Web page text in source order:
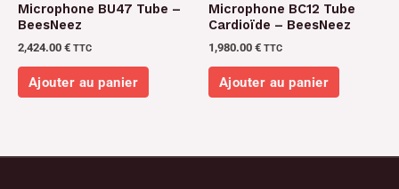
Microphone BU47 Tube –
BeesNeez
2,424.00 € TTC
Ajouter au panier
Microphone BC12 Tube
Cardioïde – BeesNeez
1,980.00 € TTC
Ajouter au panier